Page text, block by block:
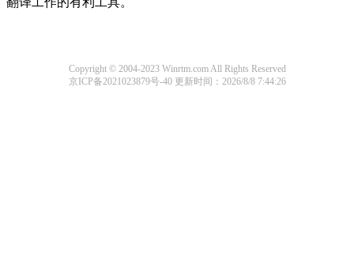
Copyright © 2004-2023 Winrtm.com All Rights Reserved
京ICP备2021023879号-40 更新时间：2026/8/8 7:44:26